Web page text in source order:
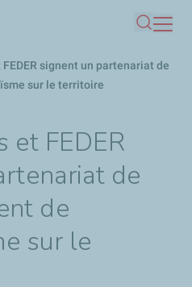
contenu
principal
signent un partenariat de
sur le territoire
et FEDER
de
de
sur le